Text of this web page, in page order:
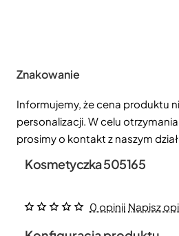
Znakowanie
Informujemy, że cena produktu
personalizacji. W celu
prosimy o kontakt z naszym
Kosmetyczka 505165
0 opinii Napisz